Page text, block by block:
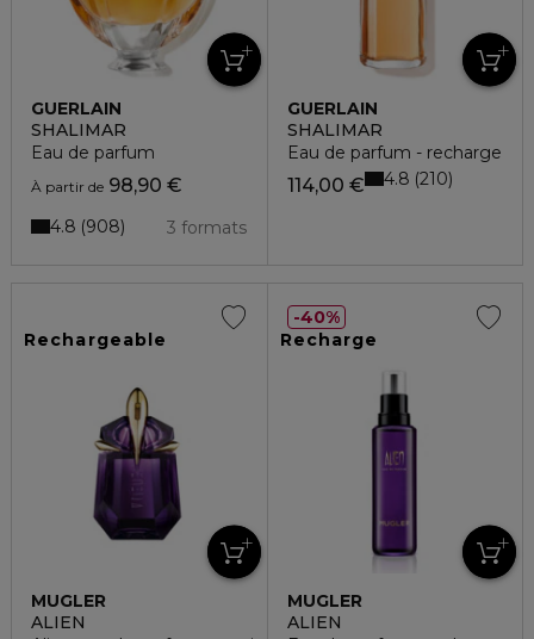
GUERLAIN
SHALIMAR
Eau de parfum
À partir de 98,90 €
3 formats
4.8 908
GUERLAIN
SHALIMAR
Eau de parfum - recharge
114,00 € 4.8 210
Rechargeable
MUGLER
ALIEN
Recharge
MUGLER
ALIEN
40%